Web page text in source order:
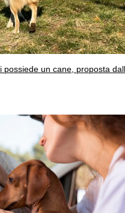
possiede un cane, proposta